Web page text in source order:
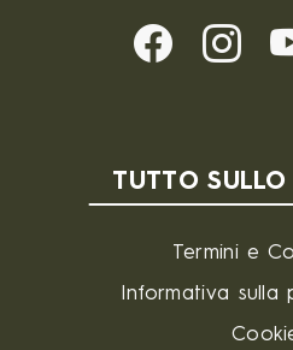
TUTTO
Termini e
Informativa sulla